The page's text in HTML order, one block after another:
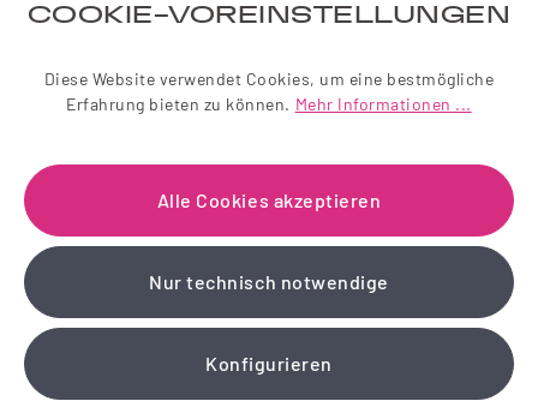
10%
COOKIE-VOREINSTELLUNGEN
Diese Website verwendet Cookies, um eine bestmögliche
Erfahrung bieten zu können. Mehr Informationen ...
Alle Cookies akzeptieren
Nur technisch notwendige
Konfigurieren